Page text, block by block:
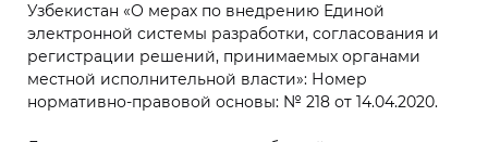
Узбекистан «О мерах по внедрению Единой
электронной системы разработки, согласования и
регистрации решений, принимаемых органами
местной исполнительной власти»: Номер
нормативно-правовой основы: № 218 от 14.04.2020.